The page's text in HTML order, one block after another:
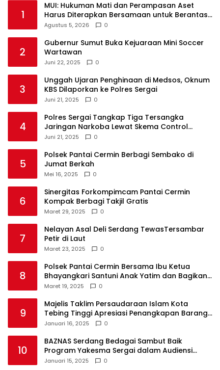
1
‎MUI: Hukuman Mati dan Perampasan Aset
Harus Diterapkan Bersamaan untuk Berantas
Agustus 5, 2026 0
2
Gubernur Sumut Buka Kejuaraan Mini Soccer
Wartawan
Juni 22, 2025 0
3
Unggah Ujaran Penghinaan di Medsos, Oknum
KBS Dilaporkan ke Polres Sergai
Juni 21, 2025 0
4
Polres Sergai Tangkap Tiga Tersangka
Jaringan Narkoba Lewat Skema Control
Delivery
Juni 21, 2025 0
5
Polsek Pantai Cermin Berbagi Sembako di
Jumat Berkah
Mei 16, 2025 0
6
Sinergitas Forkompimcam Pantai Cermin
Kompak Berbagi Takjil Gratis
Maret 29, 2025 0
7
Nelayan Asal Deli Serdang TewasTersambar
Petir di Laut
Maret 23, 2025 0
8
Polsek Pantai Cermin Bersama Ibu Ketua
Bhayangkari Santuni Anak Yatim dan Bagikan
Takjil
Maret 19, 2025 0
9
Majelis Taklim Persaudaraan Islam Kota
Tebing Tinggi Apresiasi Penangkapan Barang
Haram
Januari 16, 2025 0
10
BAZNAS Serdang Bedagai Sambut Baik
Program Yakesma Sergai dalam Audiensi
Perkenalan Pengurus Baru
Januari 15, 2025 0